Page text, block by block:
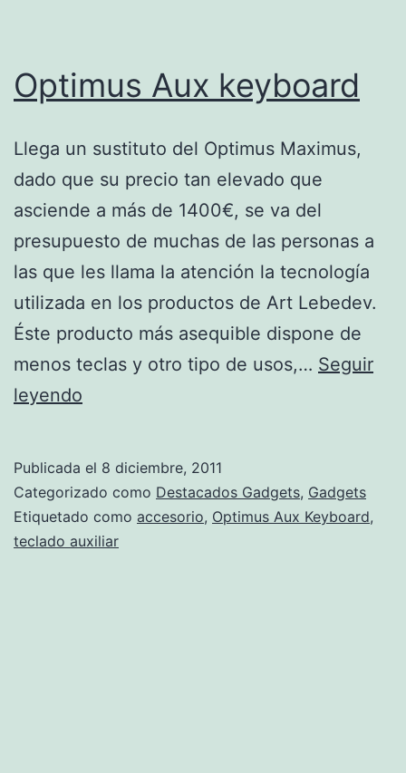
Optimus Aux keyboard
Llega un sustituto del Optimus Maximus,
dado que su precio tan elevado que
asciende a más de 1400€, se va del
presupuesto de muchas de las personas a
las que les llama la atención la tecnología
utilizada en los productos de Art Lebedev.
Éste producto más asequible dispone de
menos teclas y otro tipo de usos,… Seguir
leyendo
Publicada el 8 diciembre, 2011
Categorizado como Destacados Gadgets, Gadgets
Etiquetado como accesorio, Optimus Aux Keyboard,
teclado auxiliar